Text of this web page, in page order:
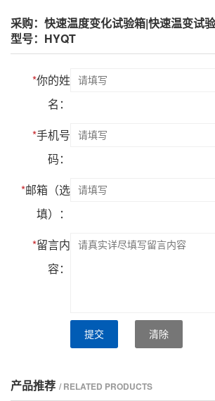
采购：快速温度变化试验箱|快速温变试
型号：HYQT
*你的姓
名：
*手机号
码：
*邮箱（选
填）：
*留言内
容：
提交 清除
产品推荐 / RELATED PRODUCTS